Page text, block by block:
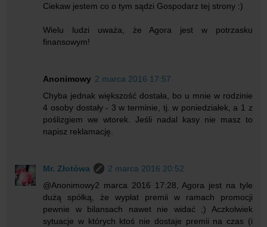
Ciekaw jestem co o tym sądzi Gospodarz tej strony :)
Wielu ludzi uważa, że Agora jest w potrzasku
finansowym!
Anonimowy 2 marca 2016 17:57
Chyba jednak większość dostała, bo u mnie w rodzinie
4 osoby dostały - 3 w terminie, tj. w poniedziałek, a 1 z
poślizgiem we wtorek. Jeśli nadal kasy nie masz to
napisz reklamację.
Mr. Złotówa
2 marca 2016 20:52
@Anonimowy2 marca 2016 17:28, Agora jest na tyle
dużą spółką, że wypłat premii w ramach promocji
pewnie w bilansach nawet nie widać ;) Aczkolwiek
sytuacje w których ktoś nie dostaje premii na czas (i